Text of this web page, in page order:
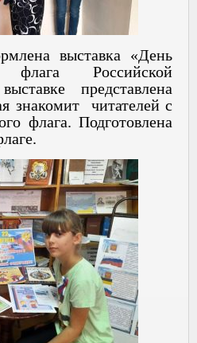
выставка «День
флага Российской
представлена
знакомит
читателей с
флага. Подготовлена